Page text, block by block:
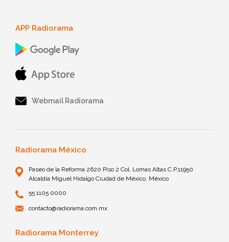
APP Radiorama
Webmail Radiorama
Radiorama México
Paseo de la Reforma 2620 Piso 2 Col. Lomas Altas C.P.11950
Alcaldía Miguel Hidalgo Ciudad de México, México
55 1105 0000
contacto@radiorama.com.mx
Radiorama Monterrey